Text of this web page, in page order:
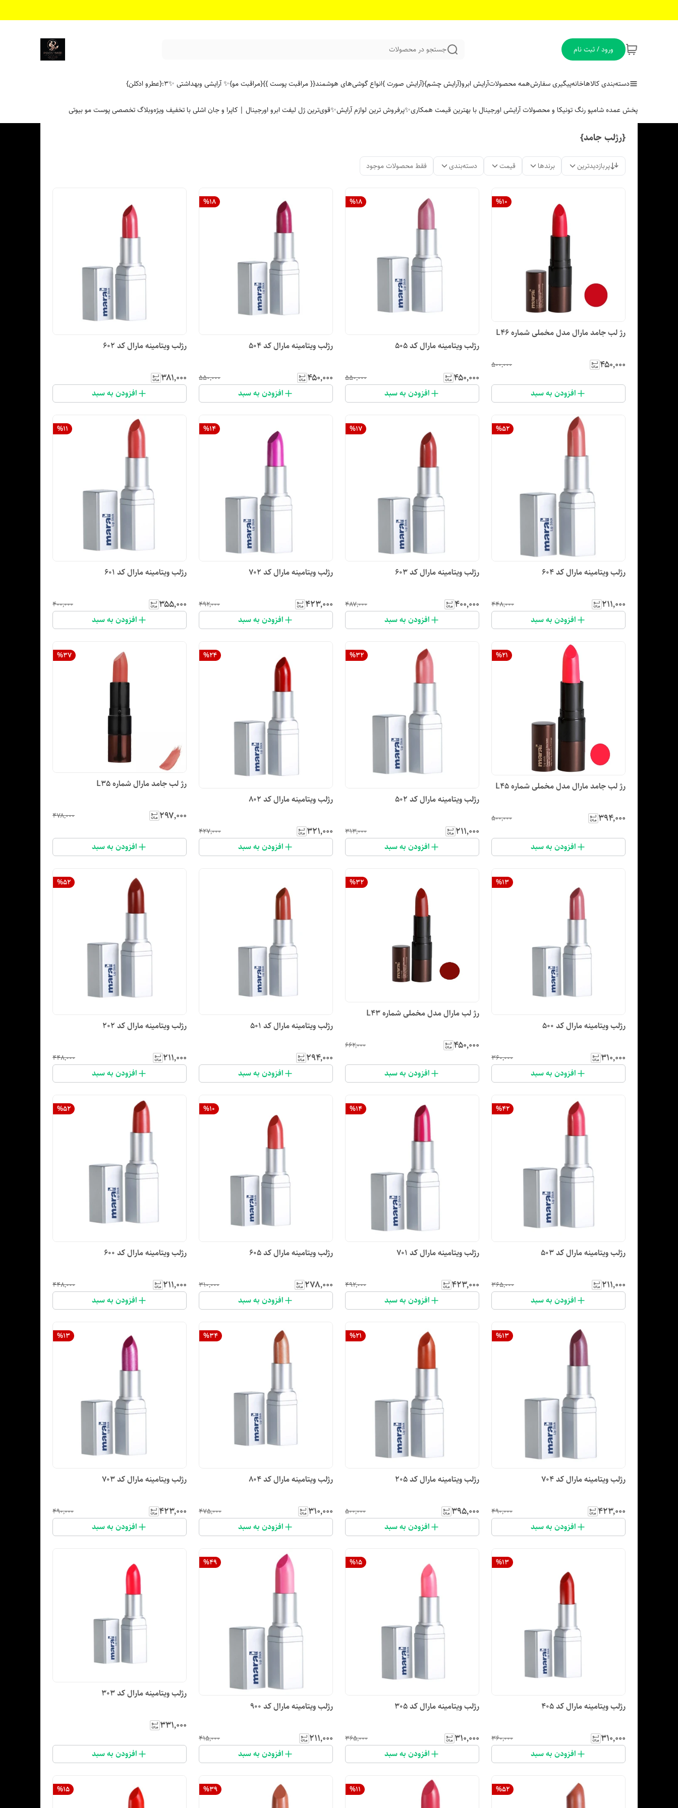
ورود / ثبت نام جستجو در محصولات
دسته‌بندی کالاهاخانهپیگیری سفارشهمه محصولاتآرایش ابرو{آرایش چشم}{آرایش صورت }انواع گوشی‌های هوشمند{{ مراقبت پوست }}{مراقبت مو}✨ آرایشی وبهداشتی ✨۳:{عطرو ادکلن}
پخش عمده شامپو رنگ تونیکا و محصولات آرایشی اورجینال با بهترین قیمت همکاری✨پرفروش ترین لوازم آرایش✨قوی‌ترین ژل لیفت ابرو اورجینال | کاپرا و جان اشلی با تخفیف ویژهوبلاگ تخصصی پوست مو بیوتی
{رژلب جامد}
پربازدیدترین برندها قیمت دسته‌بندی فقط محصولات موجود
%10
رژ لب جامد مارال مدل مخملی شماره L46
۴۵۰٬۰۰۰ ۵۰۰٬۰۰۰
افزودن به سبد
%18
رژلب ویتامینه مارال کد ۵۰۵
۴۵۰٬۰۰۰ ۵۵۰٬۰۰۰
افزودن به سبد
%18
رژلب ویتامینه مارال کد ۵۰۴
۴۵۰٬۰۰۰ ۵۵۰٬۰۰۰
افزودن به سبد
رژلب ویتامینه مارال کد ۶۰۲
۳۸۱٬۰۰۰
افزودن به سبد
%52
رژلب ویتامینه مارال کد ۶۰۴
۲۱۱٬۰۰۰ ۴۴۸٬۰۰۰
افزودن به سبد
%17
رژلب ویتامینه مارال کد ۶۰۳
۴۰۰٬۰۰۰ ۴۸۷٬۰۰۰
افزودن به سبد
%14
رژلب ویتامینه مارال کد ۷۰۲
۴۲۳٬۰۰۰ ۴۹۲٬۰۰۰
افزودن به سبد
%11
رژلب ویتامینه مارال کد ۶۰۱
۳۵۵٬۰۰۰ ۴۰۰٬۰۰۰
افزودن به سبد
%21
رژ لب جامد مارال مدل مخملی شماره L45
۳۹۴٬۰۰۰ ۵۰۰٬۰۰۰
افزودن به سبد
%32
رژلب ویتامینه مارال کد ۵۰۲
۲۱۱٬۰۰۰ ۳۱۳٬۰۰۰
افزودن به سبد
%24
رژلب ویتامینه مارال کد ۸۰۲
۳۲۱٬۰۰۰ ۴۲۷٬۰۰۰
افزودن به سبد
%37
رژ لب جامد مارال شماره L35
۲۹۷٬۰۰۰ ۴۷۸٬۰۰۰
افزودن به سبد
%13
رژلب ویتامینه مارال کد ۵۰۰
۳۱۰٬۰۰۰ ۳۶۰٬۰۰۰
افزودن به سبد
%32
رژ لب مارال مدل مخملی شماره L43
۴۵۰٬۰۰۰ ۶۶۲٬۰۰۰
افزودن به سبد
رژلب ویتامینه مارال کد ۵۰۱
۲۹۴٬۰۰۰
افزودن به سبد
%52
رژلب ویتامینه مارال کد ۲۰۲
۲۱۱٬۰۰۰ ۴۴۸٬۰۰۰
افزودن به سبد
%42
رژلب ویتامینه مارال کد ۵۰۳
۲۱۱٬۰۰۰ ۳۶۵٬۰۰۰
افزودن به سبد
%14
رژلب ویتامینه مارال کد ۷۰۱
۴۲۳٬۰۰۰ ۴۹۲٬۰۰۰
افزودن به سبد
%10
رژلب ویتامینه مارال کد ۶۰۵
۲۷۸٬۰۰۰ ۳۱۰٬۰۰۰
افزودن به سبد
%52
رژلب ویتامینه مارال کد ۶۰۰
۲۱۱٬۰۰۰ ۴۴۸٬۰۰۰
افزودن به سبد
%13
رژلب ویتامینه مارال کد ۷۰۴
۴۲۳٬۰۰۰ ۴۹۰٬۰۰۰
افزودن به سبد
%21
رژلب ویتامینه مارال کد ۲۰۵
۳۹۵٬۰۰۰ ۵۰۰٬۰۰۰
افزودن به سبد
%34
رژلب ویتامینه مارال کد ۸۰۴
۳۱۰٬۰۰۰ ۴۷۵٬۰۰۰
افزودن به سبد
%13
رژلب ویتامینه مارال کد ۷۰۳
۴۲۳٬۰۰۰ ۴۹۰٬۰۰۰
افزودن به سبد
%13
رژلب ویتامینه مارال کد ۴۰۵
۳۱۰٬۰۰۰ ۳۶۰٬۰۰۰
افزودن به سبد
%15
رژلب ویتامینه مارال کد ۳۰۵
۳۱۰٬۰۰۰ ۳۶۵٬۰۰۰
افزودن به سبد
%49
رژلب ویتامینه مارال کد ۹۰۰
۲۱۱٬۰۰۰ ۴۱۵٬۰۰۰
افزودن به سبد
رژلب ویتامینه مارال کد ۳۰۳
۳۳۱٬۰۰۰
افزودن به سبد
%52
%11
%39
%15